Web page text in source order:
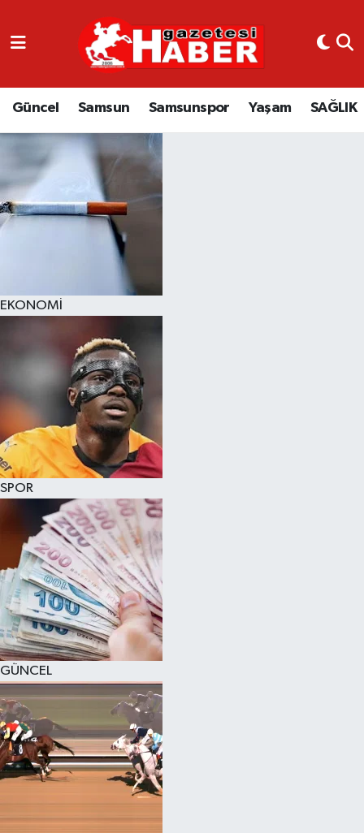
Güncel Samsun Samsunspor Yaşam SAĞLIK
EKONOMİ
SPOR
GÜNCEL
GÜNCEL
SAMSUN
SAMSUNSPOR
EKONOMİ
YAŞAM